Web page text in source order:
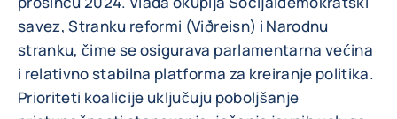
savez, Stranku reformi (Viðreisn) i Narodnu
stranku, čime se osigurava parlamentarna većina
i relativno stabilna platforma za kreiranje politika.
Prioriteti koalicije uključuju poboljšanje